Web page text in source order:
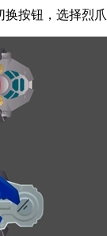
按钮，选择烈